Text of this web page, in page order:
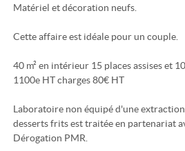
Matériel et décoration neufs.
Cette affaire est idéale pour un couple.
40 m² en intérieur 15 places assises et
1100e HT charges 80€ HT
Laboratoire non équipé d'une
desserts frits est traitée en partenariat
Dérogation PMR.